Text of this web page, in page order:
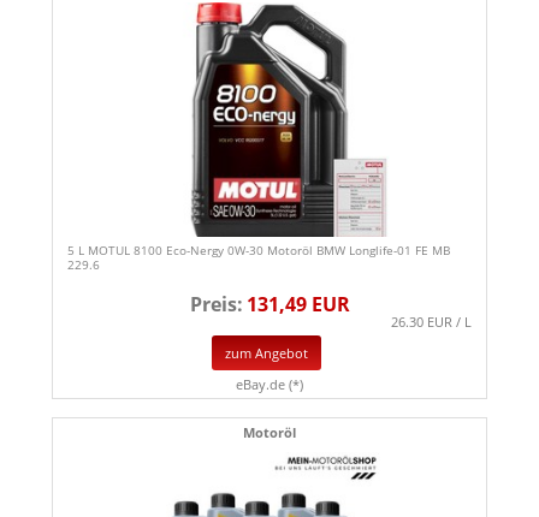
5 L MOTUL 8100 Eco-Nergy 0W-30 Motoröl BMW Longlife-01 FE MB
229.6
Preis: 131,49 EUR
26.30 EUR / L
zum Angebot
eBay.de (*)
Motoröl